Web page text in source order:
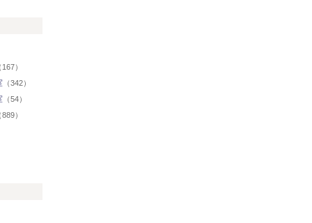
167）
（342）
（54）
889）